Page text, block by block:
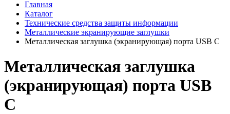
Главная
Каталог
Технические средства защиты информации
Металлические экранирующие заглушки
Металлическая заглушка (экранирующая) порта USB C
Металлическая заглушка
(экранирующая) порта USB
C